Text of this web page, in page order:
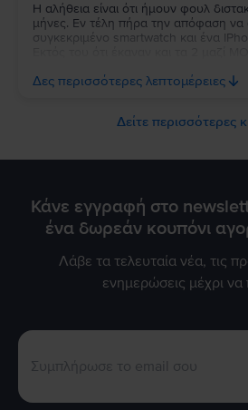
Η αλήθεια είναι ότι ήμουν φουλ
μήνες. Εν τέλη πήρα την απόφαση
συγκεκριμένο smartwatch και ένα
ευχαριστημένος που τα πήρα (4η
Δες περισσότερες λεπτομέρειες
Δείτε περισσότερες
Κάνε εγγραφή στο
ένα δωρεάν κουπόνι
Λάβε τα τελευταία νέα, τις
ενημερώσεις μέχρι να